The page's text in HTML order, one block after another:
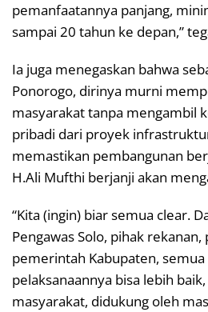
pemanfaatannya panjang,
sampai 20 tahun ke depan,”
Ia juga menegaskan bahwa
Ponorogo, dirinya murni
masyarakat tanpa mengambil
pribadi dari proyek
memastikan pembangunan
H.Ali Mufthi berjanji akan
“Kita (ingin) biar semua clear.
Pengawas Solo, pihak rekanan,
pemerintah Kabupaten, semua
pelaksanaannya bisa lebih
masyarakat, didukung oleh